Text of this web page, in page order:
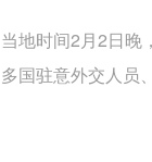
当地时间2月2日晚
多国驻意外交人员